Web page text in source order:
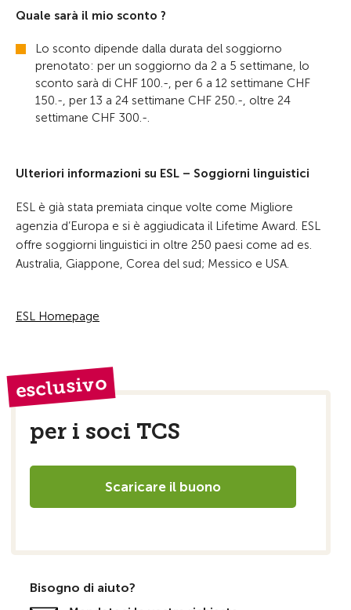
Quale sarà il mio sconto ?
Lo sconto dipende dalla durata del soggiorno
prenotato: per un soggiorno da 2 a 5 settimane, lo
sconto sarà di CHF 100.-, per 6 a 12 settimane CHF
150.-, per 13 a 24 settimane CHF 250.-, oltre 24
settimane CHF 300.-.
Ulteriori informazioni su ESL – Soggiorni linguistici
ESL è già stata premiata cinque volte come Migliore
agenzia d’Europa e si è aggiudicata il Lifetime Award. ESL
offre soggiorni linguistici in oltre 250 paesi come ad es.
Australia, Giappone, Corea del sud; Messico e USA.
ESL Homepage
esclusivo
per i soci TCS
Scaricare il buono
Bisogno di aiuto?